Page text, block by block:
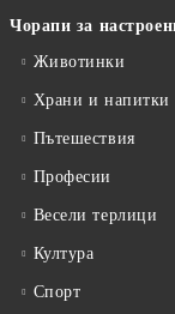
Чорапи за
Животинки
Храни и напитки
Пътешествия
Професии
Весели терлици
Култура
Спорт